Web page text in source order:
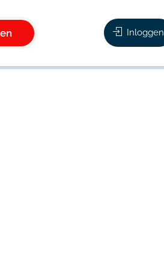
Inloggen